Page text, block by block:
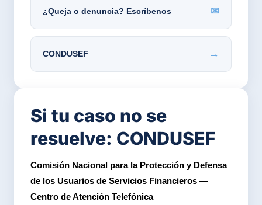
¿Queja o denuncia? Escríbenos ✉
CONDUSEF →
Si tu caso no se
resuelve: CONDUSEF
Comisión Nacional para la Protección y Defensa
de los Usuarios de Servicios Financieros —
Centro de Atención Telefónica